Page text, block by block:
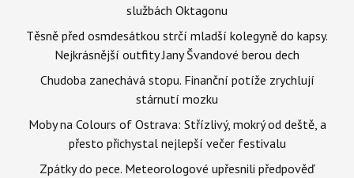
službách Oktagonu
Těsně před osmdesátkou strčí mladší kolegyně do kapsy.
Nejkrásnější outfity Jany Švandové berou dech
Chudoba zanechává stopu. Finanční potíže zrychlují
stárnutí mozku
Moby na Colours of Ostrava: Střízlivý, mokrý od deště, a
přesto přichystal nejlepší večer festivalu
Zpátky do pece. Meteorologové upřesnili předpověď